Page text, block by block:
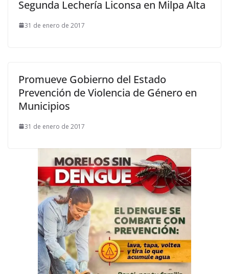
Segunda Lechería Liconsa en Milpa Alta
31 de enero de 2017
Promueve Gobierno del Estado
Prevención de Violencia de Género en
Municipios
31 de enero de 2017